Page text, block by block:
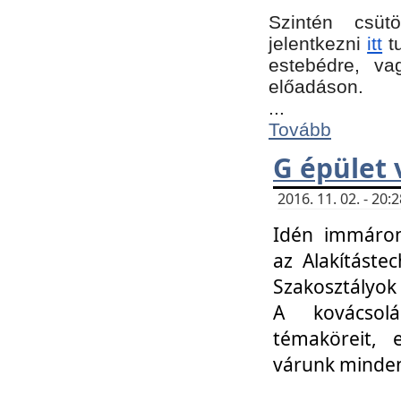
Szintén
jelentkezni itt
estebédre,
előadáson.
...
Tovább
G épület
2016. 11. 02. -
Idén
az
A
témaköreit,
várunk